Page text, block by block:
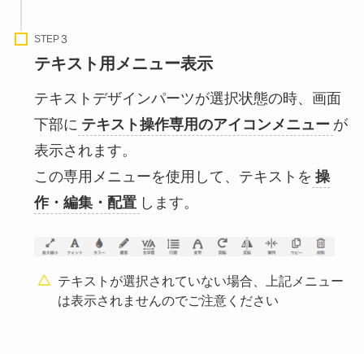
STEP
テキスト用メニュー表示
テキストデザインパーツが選択状態の時、画面
下部に テキスト操作専用のアイコンメニュー が
表示されます。
この専用メニューを使用して、テキストを 操
作・編集・配置 します。
テキストが選択されていない場合、上記メニュー
は表示されませんのでご注意ください